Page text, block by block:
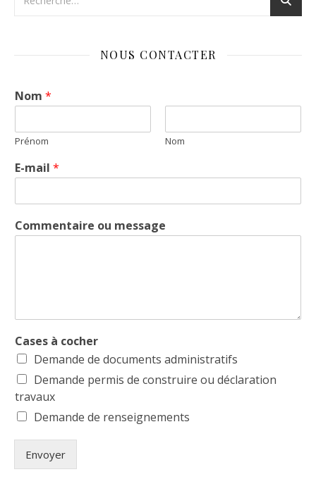
NOUS CONTACTER
Nom *
Prénom Nom
E-mail *
Commentaire ou message
Cases à cocher
Demande de documents administratifs
Demande permis de construire ou déclaration
travaux
Demande de renseignements
Envoyer